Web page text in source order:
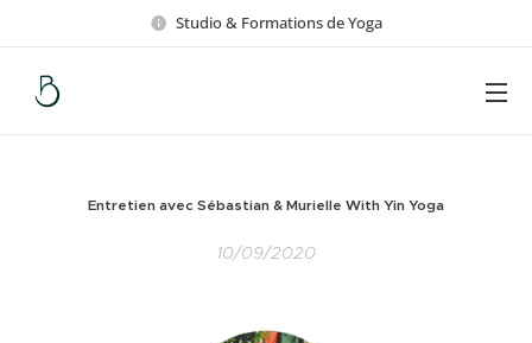
Studio & Formations de Yoga
Entretien avec Sébastian & Murielle With Yin Yoga
10/09/2020